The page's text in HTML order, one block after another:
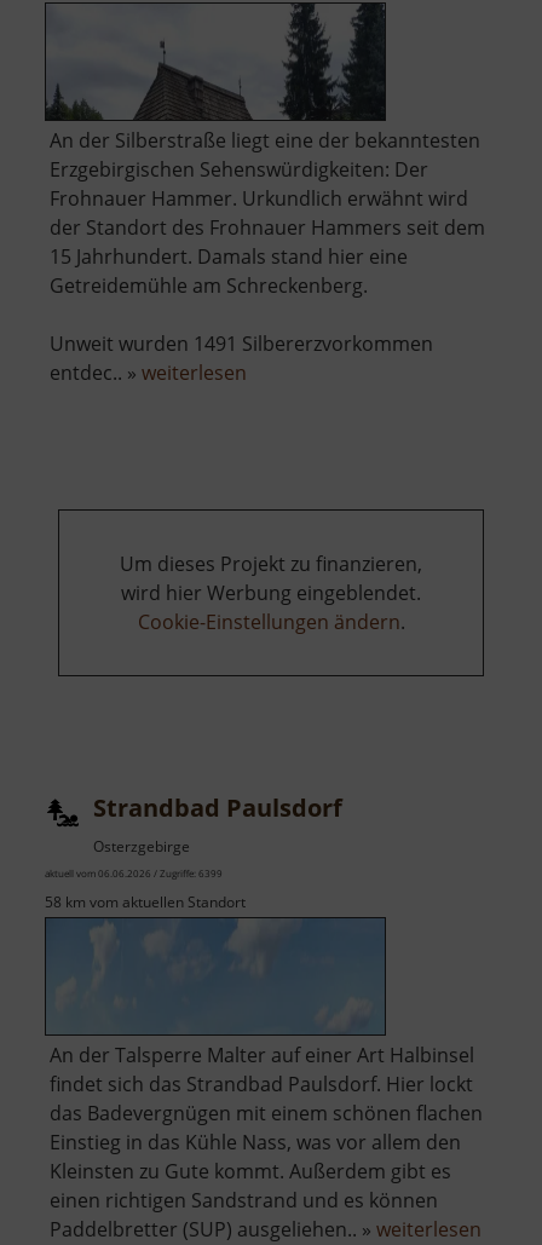
An der Silberstraße liegt eine der bekanntesten
Erzgebirgischen Sehenswürdigkeiten: Der
Frohnauer Hammer. Urkundlich erwähnt wird
der Standort des Frohnauer Hammers seit dem
15 Jahrhundert. Damals stand hier eine
Getreidemühle am Schreckenberg.
Unweit wurden 1491 Silbererzvorkommen
entdec.. » weiterlesen
Um dieses Projekt zu finanzieren,
wird hier Werbung eingeblendet.
Cookie-Einstellungen ändern.
Strandbad Paulsdorf
Osterzgebirge
aktuell vom 06.06.2026 / Zugriffe: 6399
58 km vom aktuellen Standort
An der Talsperre Malter auf einer Art Halbinsel
findet sich das Strandbad Paulsdorf. Hier lockt
das Badevergnügen mit einem schönen flachen
Einstieg in das Kühle Nass, was vor allem den
Kleinsten zu Gute kommt. Außerdem gibt es
einen richtigen Sandstrand und es können
Paddelbretter (SUP) ausgeliehen.. » weiterlesen